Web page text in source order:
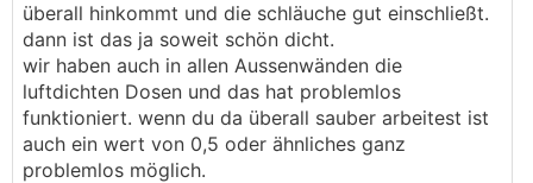
überall hinkommt und die schläuche gut einschließt.
dann ist das ja soweit schön dicht.
wir haben auch in allen Aussenwänden die
luftdichten Dosen und das hat problemlos
funktioniert. wenn du da überall sauber arbeitest ist
auch ein wert von 0,5 oder ähnliches ganz
problemlos möglich.